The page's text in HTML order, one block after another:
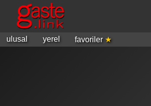
ulusal yerel favoriler ★